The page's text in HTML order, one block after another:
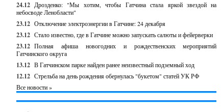
24.12 Дрозденко: "Мы хотим, чтобы Гатчина стала яркой звездой на
небосводе Ленобласти"
23.12 Отключение электроэнергии в Гатчине: 24 декабря
23.12 Стало известно, где в Гатчине можно запускать салюты и фейерверки
23.12 Полная афиша новогодних и рождественских мероприятий
Гатчинского округа
13.12 В Гатчинском парке найден ранее неизвестный подземный ход
12.12 Стрельба на день рождения обернулась "букетом" статей УК РФ
Все новости »